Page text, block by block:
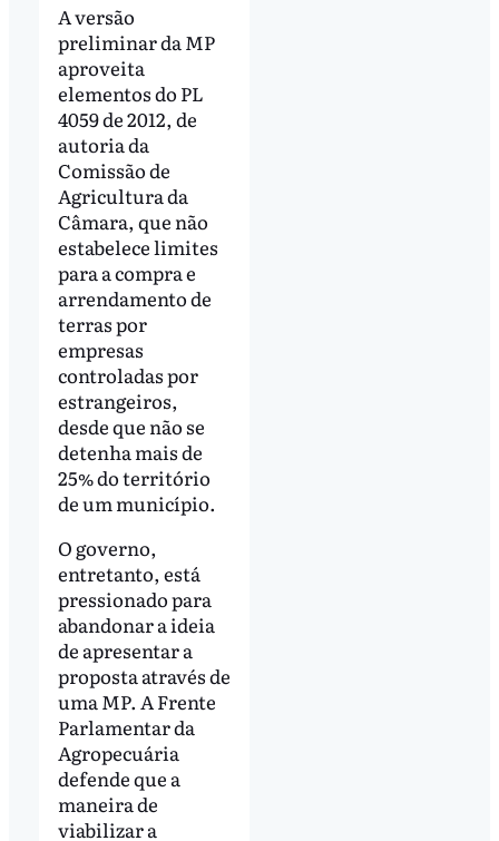
A versão
preliminar da MP
aproveita
elementos do PL
4059 de 2012, de
autoria da
Comissão de
Agricultura da
Câmara, que não
estabelece limites
para a compra e
arrendamento de
terras por
empresas
controladas por
estrangeiros,
desde que não se
detenha mais de
25% do território
de um município.
O governo,
entretanto, está
pressionado para
abandonar a ideia
de apresentar a
proposta através de
uma MP. A Frente
Parlamentar da
Agropecuária
defende que a
maneira de
viabilizar a